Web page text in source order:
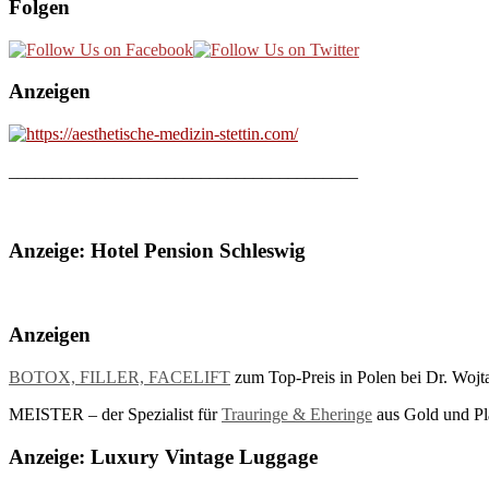
Folgen
Anzeigen
Anzeige: Hotel Pension Schleswig
Anzeigen
BOTOX, FILLER, FACELIFT zum Top-Preis in Polen bei Dr.
MEISTER – der Spezialist fürTrauringe & Eheringe aus Gold und
Anzeige: Luxury Vintage Luggage